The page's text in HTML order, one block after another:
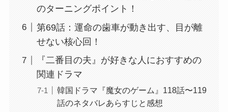
のターニングポイント！
第69話：運命の歯車が動き出す、目が離
せない核心回！
『二番目の夫』が好きな人におすすめの
関連ドラマ
韓国ドラマ『魔女のゲーム』118話〜119
話のネタバレあらすじと感想